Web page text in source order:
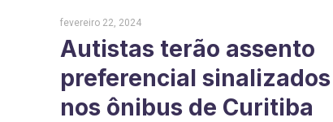
fevereiro 22, 2024
Autistas terão assento
preferencial sinalizados
nos ônibus de Curitiba